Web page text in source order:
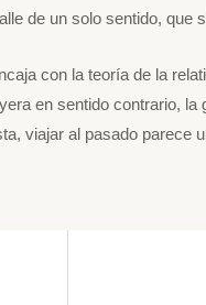
de un solo sentido, que
con la teoría de la
en sentido contrario,
viajar al pasado parece